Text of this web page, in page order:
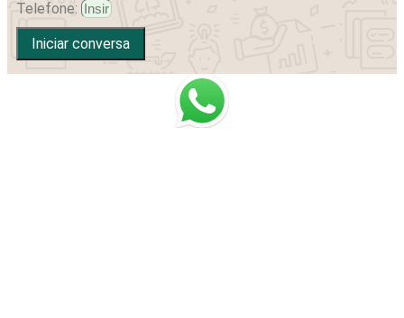
Telefone:
Iniciar conversa